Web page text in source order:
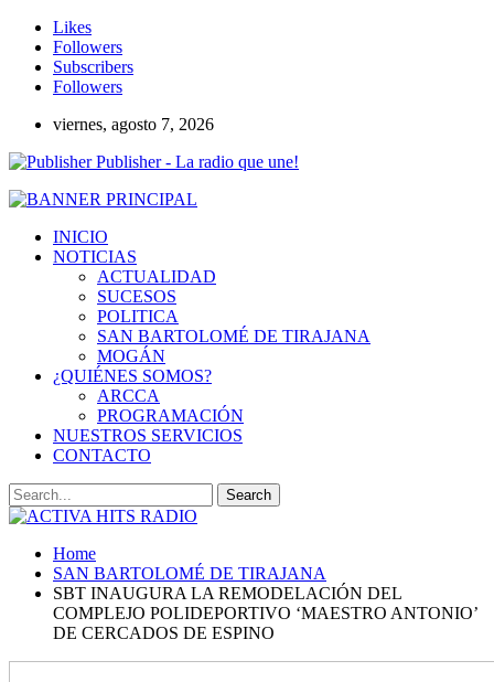
Likes
Followers
Subscribers
Followers
viernes, agosto 7, 2026
Publisher - La radio que une!
INICIO
NOTICIAS
ACTUALIDAD
SUCESOS
POLITICA
SAN BARTOLOMÉ DE TIRAJANA
MOGÁN
¿QUIÉNES SOMOS?
ARCCA
PROGRAMACIÓN
NUESTROS SERVICIOS
CONTACTO
Home
SAN BARTOLOMÉ DE TIRAJANA
SBT INAUGURA LA REMODELACIÓN DEL
COMPLEJO POLIDEPORTIVO ‘MAESTRO ANTONIO’
DE CERCADOS DE ESPINO